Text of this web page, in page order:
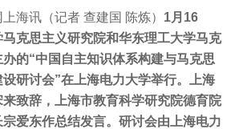
海讯（记者 查建国 陈炼） 1月16
马克思主义研究院和华东理工大学马克
的“中国自主知识体系构建与马克思
研讨会”在上海电力大学举行。上海
致辞，上海市教育科学研究院德育院
爱东作总结发言。研讨会由上海电力